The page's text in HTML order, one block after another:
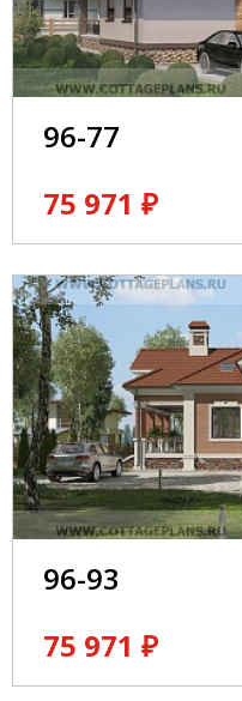
96-77
75 971 ₽
96-93
75 971 ₽